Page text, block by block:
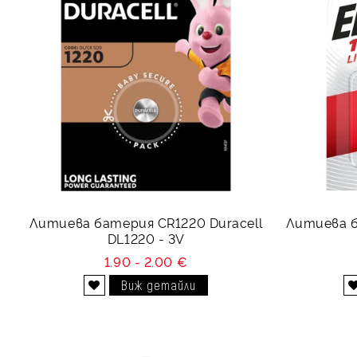
Литиева батерия CR1220 Duracell
DL1220 - 3V
1.90 - 2.00 €
Виж детайли
Литиева